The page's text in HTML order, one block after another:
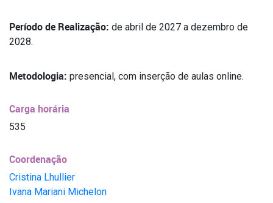
Período de Realização: de abril de 2027 a dezembro de
2028.
Metodologia: presencial, com inserção de aulas online.
Carga horária
535
Coordenação
Cristina Lhullier
Ivana Mariani Michelon